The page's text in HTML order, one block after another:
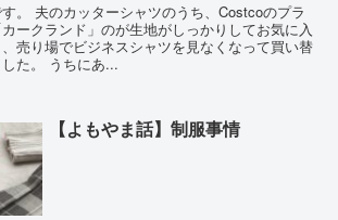
。 夫のカッターシャツのうち、Costcoのプラ
ークランド」のが生地がしっかりしてお気に入
売り場でビジネスシャツを見なくなって買い替
た。 うちにあ...
【よもやま話】制服事情